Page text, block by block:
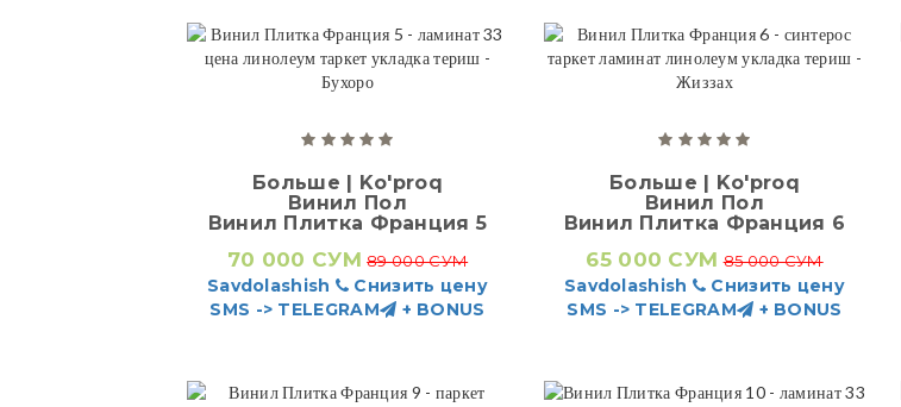
Больше | Ko'proq
Винил Пол
Винил Плитка Франция 5
70 000 СУМ 89 000 СУМ
Savdolashish
Снизить цену
SMS -> TELEGRAM
+ BONUS
Больше | Ko'proq
Винил Пол
Винил Плитка Франция 6
65 000 СУМ 85 000 СУМ
Savdolashish
Снизить цену
SMS -> TELEGRAM
+ BONUS